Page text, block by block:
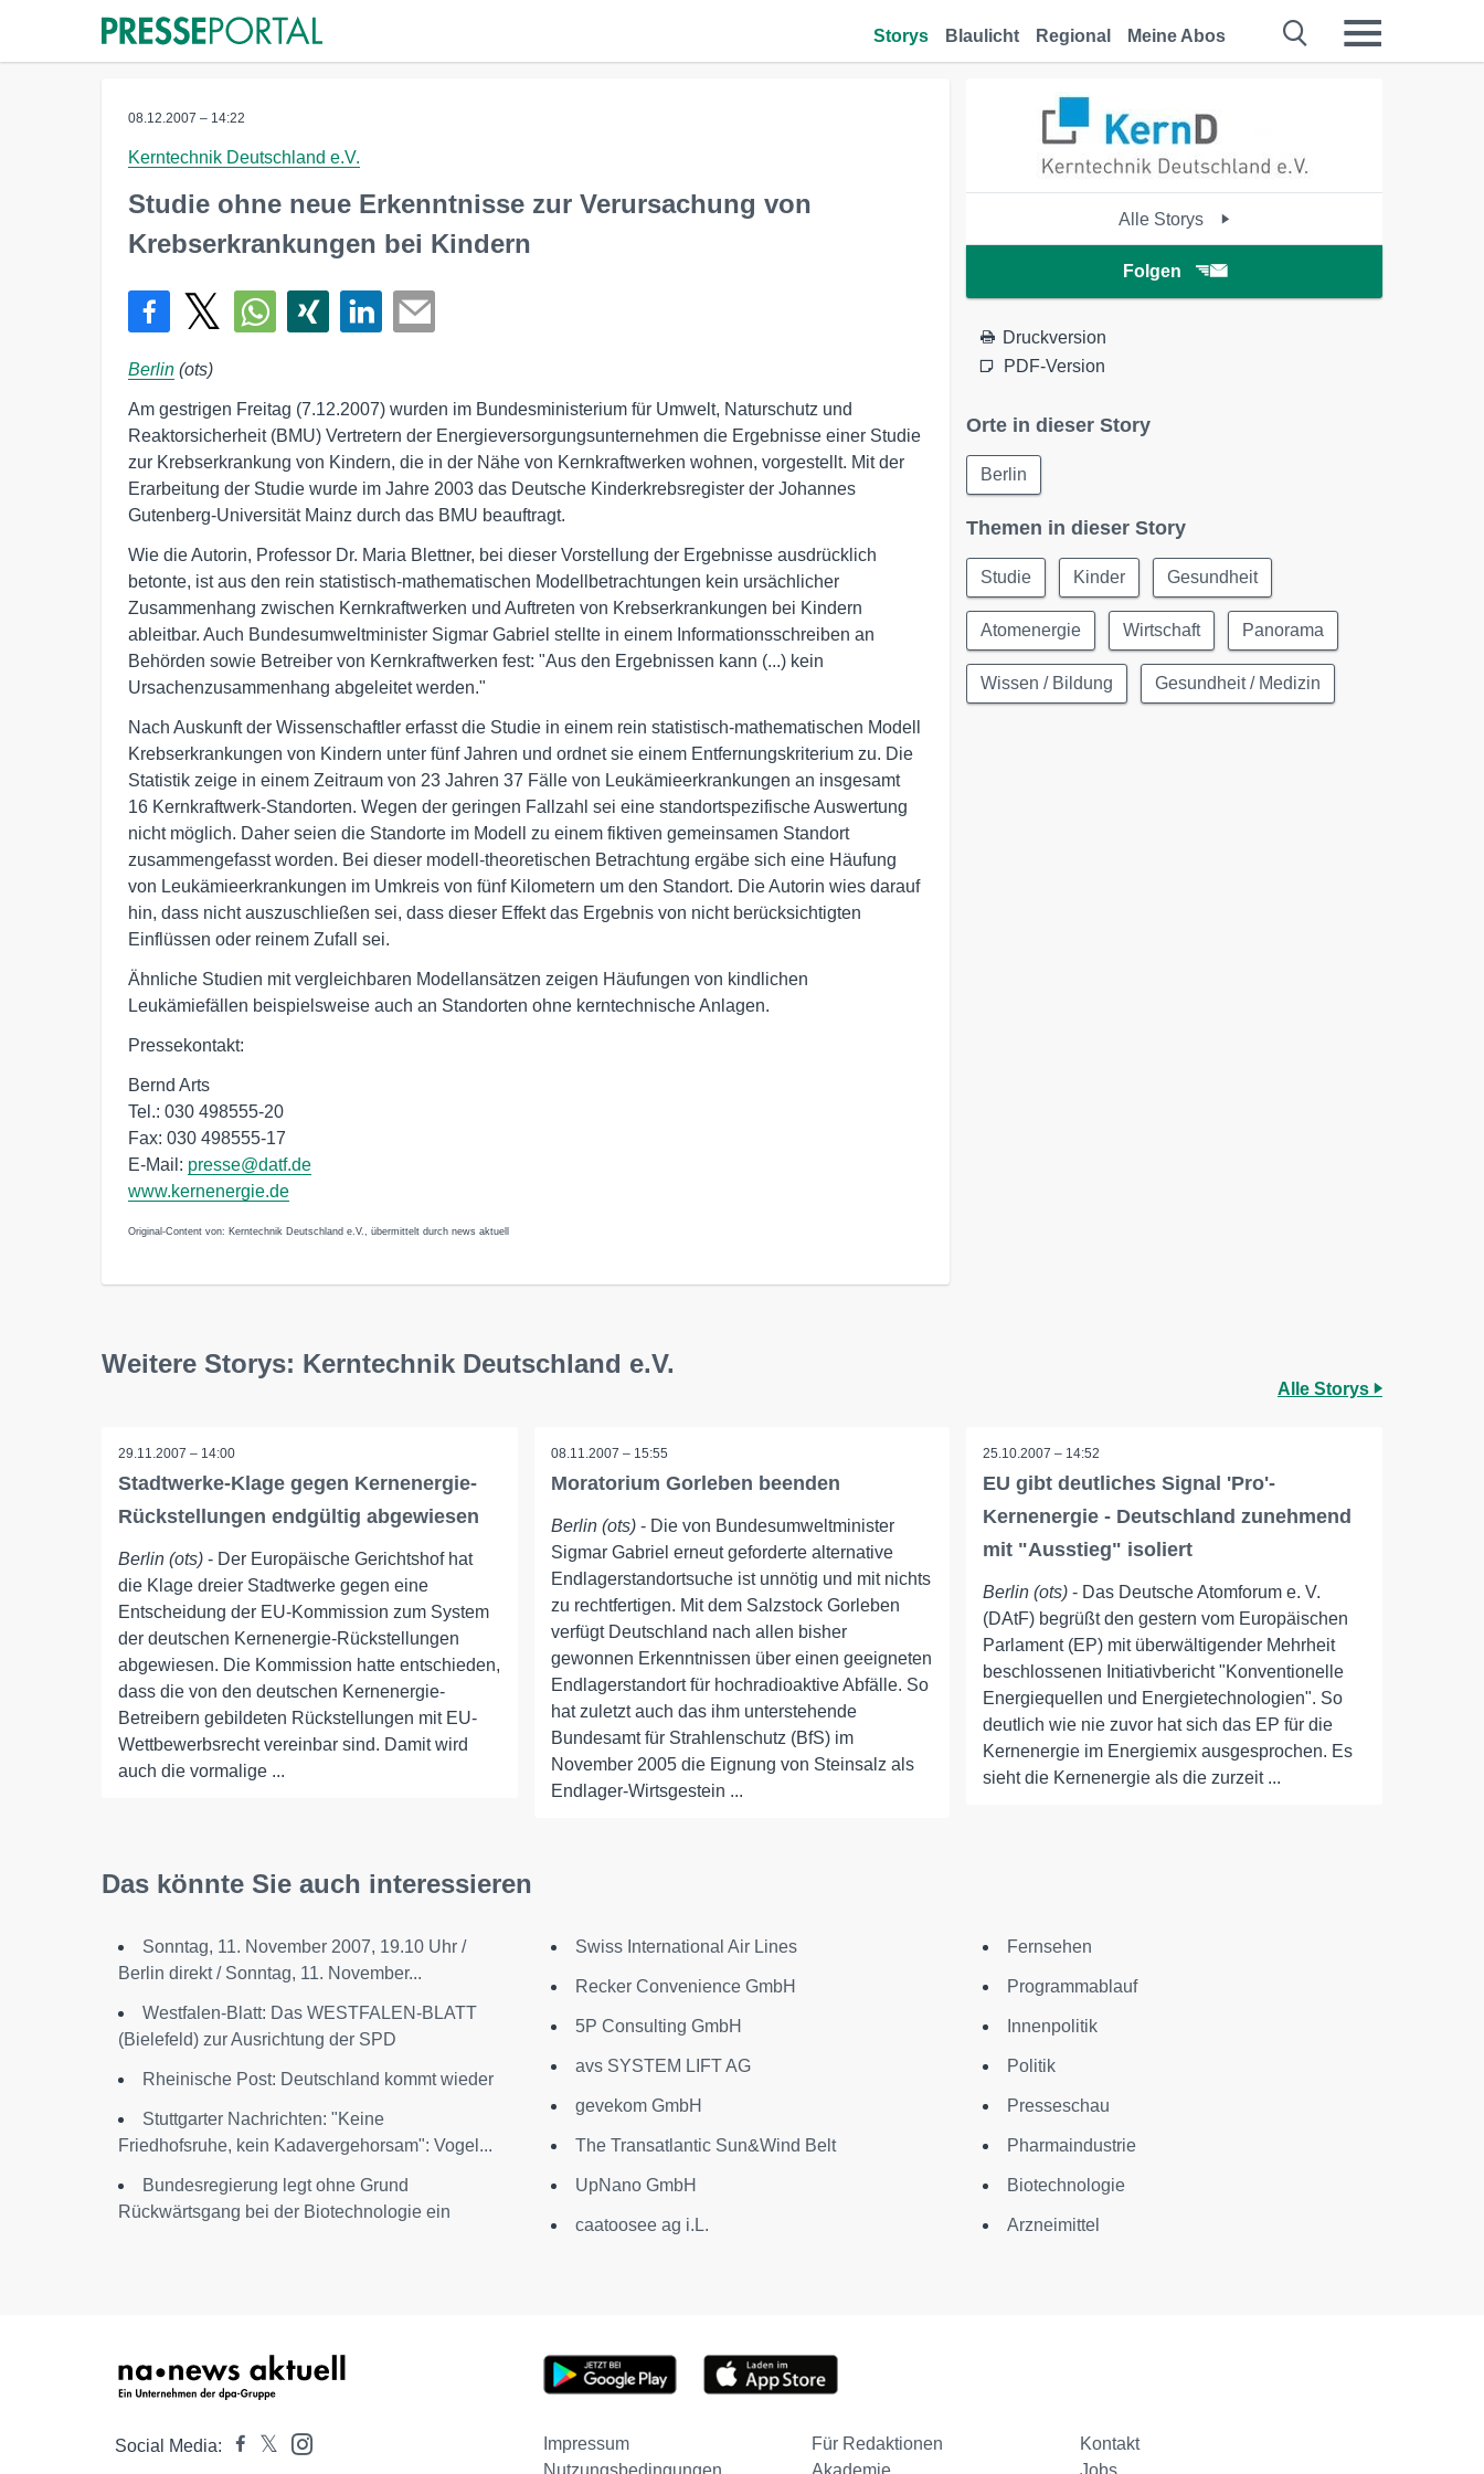
Storys Blaulicht Regional Meine Abos
08.12.2007 – 14:22
Kerntechnik Deutschland e.V.
Studie ohne neue Erkenntnisse zur Verursachung von
Krebserkrankungen bei Kindern
Berlin (ots)
Am gestrigen Freitag (7.12.2007) wurden im Bundesministerium für Umwelt, Naturschutz und
Reaktorsicherheit (BMU) Vertretern der Energieversorgungsunternehmen die Ergebnisse einer Studie
zur Krebserkrankung von Kindern, die in der Nähe von Kernkraftwerken wohnen, vorgestellt. Mit der
Erarbeitung der Studie wurde im Jahre 2003 das Deutsche Kinderkrebsregister der Johannes
Gutenberg-Universität Mainz durch das BMU beauftragt.
Wie die Autorin, Professor Dr. Maria Blettner, bei dieser Vorstellung der Ergebnisse ausdrücklich
betonte, ist aus den rein statistisch-mathematischen Modellbetrachtungen kein ursächlicher
Zusammenhang zwischen Kernkraftwerken und Auftreten von Krebserkrankungen bei Kindern
ableitbar. Auch Bundesumweltminister Sigmar Gabriel stellte in einem Informationsschreiben an
Behörden sowie Betreiber von Kernkraftwerken fest: "Aus den Ergebnissen kann (...) kein
Ursachenzusammenhang abgeleitet werden."
Nach Auskunft der Wissenschaftler erfasst die Studie in einem rein statistisch-mathematischen Modell
Krebserkrankungen von Kindern unter fünf Jahren und ordnet sie einem Entfernungskriterium zu. Die
Statistik zeige in einem Zeitraum von 23 Jahren 37 Fälle von Leukämieerkrankungen an insgesamt
16 Kernkraftwerk-Standorten. Wegen der geringen Fallzahl sei eine standortspezifische Auswertung
nicht möglich. Daher seien die Standorte im Modell zu einem fiktiven gemeinsamen Standort
zusammengefasst worden. Bei dieser modell-theoretischen Betrachtung ergäbe sich eine Häufung
von Leukämieerkrankungen im Umkreis von fünf Kilometern um den Standort. Die Autorin wies darauf
hin, dass nicht auszuschließen sei, dass dieser Effekt das Ergebnis von nicht berücksichtigten
Einflüssen oder reinem Zufall sei.
Ähnliche Studien mit vergleichbaren Modellansätzen zeigen Häufungen von kindlichen
Leukämiefällen beispielsweise auch an Standorten ohne kerntechnische Anlagen.
Pressekontakt:
Bernd Arts
Tel.: 030 498555-20
Fax: 030 498555-17
E-Mail: presse@datf.de
www.kernenergie.de
Original-Content von: Kerntechnik Deutschland e.V., übermittelt durch news aktuell
Alle Storys
Folgen
Druckversion
PDF-Version
Orte in dieser Story
Berlin
Themen in dieser Story
Studie Kinder Gesundheit
Atomenergie Wirtschaft Panorama
Wissen / Bildung Gesundheit / Medizin
Weitere Storys: Kerntechnik Deutschland e.V.
Alle Storys
29.11.2007 – 14:00
Stadtwerke-Klage gegen Kernenergie-
Rückstellungen endgültig abgewiesen
Berlin (ots) - Der Europäische Gerichtshof hat
die Klage dreier Stadtwerke gegen eine
Entscheidung der EU-Kommission zum System
der deutschen Kernenergie-Rückstellungen
abgewiesen. Die Kommission hatte entschieden,
dass die von den deutschen Kernenergie-
Betreibern gebildeten Rückstellungen mit EU-
Wettbewerbsrecht vereinbar sind. Damit wird
auch die vormalige ...
08.11.2007 – 15:55
Moratorium Gorleben beenden
Berlin (ots)- Die von Bundesumweltminister
Sigmar Gabriel erneut geforderte alternative
Endlagerstandortsuche ist unnötig und mit nichts
zu rechtfertigen. Mit dem Salzstock Gorleben
verfügt Deutschland nach allen bisher
gewonnen Erkenntnissen über einen geeigneten
Endlagerstandort für hochradioaktive Abfälle. So
hat zuletzt auch das ihm unterstehende
Bundesamt für Strahlenschutz (BfS) im
November 2005 die Eignung von Steinsalz als
Endlager-Wirtsgestein ...
25.10.2007 – 14:52
EU gibt deutliches Signal 'Pro'-
Kernenergie - Deutschland zunehmend
mit "Ausstieg" isoliert
Berlin (ots) - Das Deutsche Atomforum e. V.
(DAtF) begrüßt den gestern vom Europäischen
Parlament (EP) mit überwältigender Mehrheit
beschlossenen Initiativbericht "Konventionelle
Energiequellen und Energietechnologien". So
deutlich wie nie zuvor hat sich das EP für die
Kernenergie im Energiemix ausgesprochen. Es
sieht die Kernenergie als die zurzeit ...
Das könnte Sie auch interessieren
Sonntag, 11. November 2007, 19.10 Uhr /
Berlin direkt / Sonntag, 11. November...
Westfalen-Blatt: Das WESTFALEN-BLATT
(Bielefeld) zur Ausrichtung der SPD
Rheinische Post: Deutschland kommt wieder
Stuttgarter Nachrichten: "Keine
Friedhofsruhe, kein Kadavergehorsam": Vogel...
Bundesregierung legt ohne Grund
Rückwärtsgang bei der Biotechnologie ein
Swiss International Air Lines
Recker Convenience GmbH
5P Consulting GmbH
avs SYSTEM LIFT AG
gevekom GmbH
The Transatlantic Sun&Wind Belt
UpNano GmbH
caatoosee ag i.L.
Fernsehen
Programmablauf
Innenpolitik
Politik
Presseschau
Pharmaindustrie
Biotechnologie
Arzneimittel
Social Media: Impressum Für Redaktionen
Kontakt
Nutzungsbedingungen
Akademie Jobs